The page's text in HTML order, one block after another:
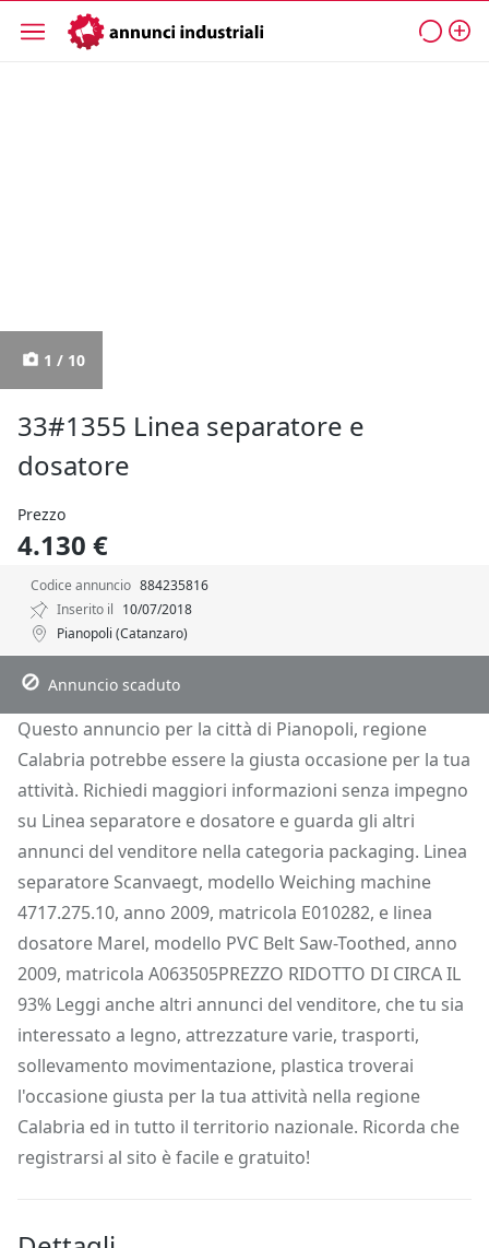
1 / 10
33#1355 Linea separatore e
dosatore
Prezzo
4.130 €
Codice annuncio 884235816
Inserito il 10/07/2018
Pianopoli (Catanzaro)
Descrizione
Dettagli Posizione Richiedi Info
Annuncio scaduto
Questo annuncio per la città di Pianopoli, regione
Calabria potrebbe essere la giusta occasione per la tua
attività. Richiedi maggiori informazioni senza impegno
su Linea separatore e dosatore e guarda gli altri
annunci del venditore nella categoria packaging. Linea
separatore Scanvaegt, modello Weiching machine
4717.275.10, anno 2009, matricola E010282, e linea
dosatore Marel, modello PVC Belt Saw-Toothed, anno
2009, matricola A063505PREZZO RIDOTTO DI CIRCA IL
93% Leggi anche altri annunci del venditore, che tu sia
interessato a legno, attrezzature varie, trasporti,
sollevamento movimentazione, plastica troverai
l'occasione giusta per la tua attività nella regione
Calabria ed in tutto il territorio nazionale. Ricorda che
registrarsi al sito è facile e gratuito!